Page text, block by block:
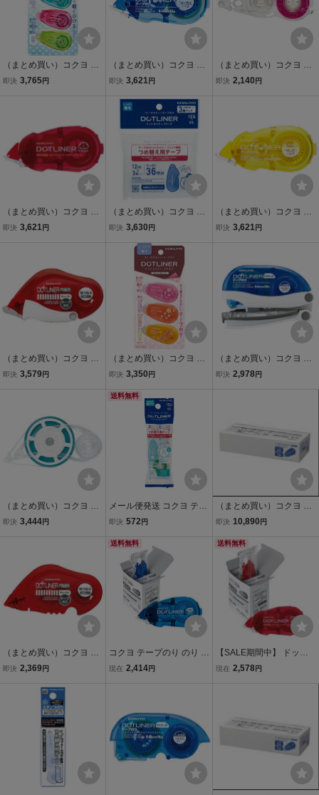
（まとめ買い）コクヨ テ
ープのり ドットライナー
即決 3,765円
（まとめ買い）コクヨ テ
ープのり ドットライナー
タイプ 8.4mm×16m タ-D
400-08〔×10〕
即決 3,621 円
（まとめ買い）コクヨ テ
ープのり ドットライナー
即決 2,140 円
（まとめ買い）コクヨ ド
ットライナー 強力に貼る
即決 3,621円
（まとめ買い）コクヨ ド
ットライナーフリック リ
パック 幅6mm×12mタ-D4
900-06X3〔×5〕
即決 3,630 円
（まとめ買い）コクヨ テ
ープのり ドットライナー
401N-08〔×10〕
即決 3,621 円
（まとめ買い）コクヨ テ
ープのり ドットライナー
即決 3,579円
（まとめ買い）コクヨ テ
ープのり ドットライナー
個P 幅6mm×長さ8m タ-D
927-06X3〔×5〕
即決 3,350 円
（まとめ買い）コクヨ ド
ットライナーホールド 本
即決 2,978円
（まとめ買い）コクヨ テ
ープのり ドットライナー
即決 3,444円
送料無料
メール便発送 コクヨ テー
プのり ドットライナーフ
あとから貼りつく 幅6mm
×12mタ-D4920-06
即決 572 円
（まとめ買い）コクヨ テ
ープのり ドットライナー
P 幅8.4mm タ-D400-08N
X10〔×3〕
即決 10,890 円
（まとめ買い）コクヨ テ
ープのり ドットライナー
イプ タ-DM430-10用 タ-D
430-10〔×5〕
即決 2,369円
送料無料
コクヨ テープのり のり ド
ットライナー つめ替え 強
現在 2,414円
送料無料
【SALE期間中】 ドット
ライナー AMタ－D403－
現在 2,578円